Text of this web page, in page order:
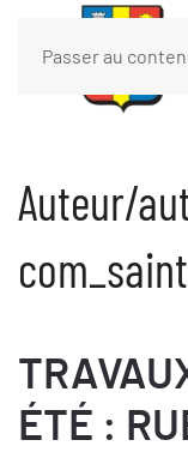
Passer au
Auteur/
ÉTÉ :